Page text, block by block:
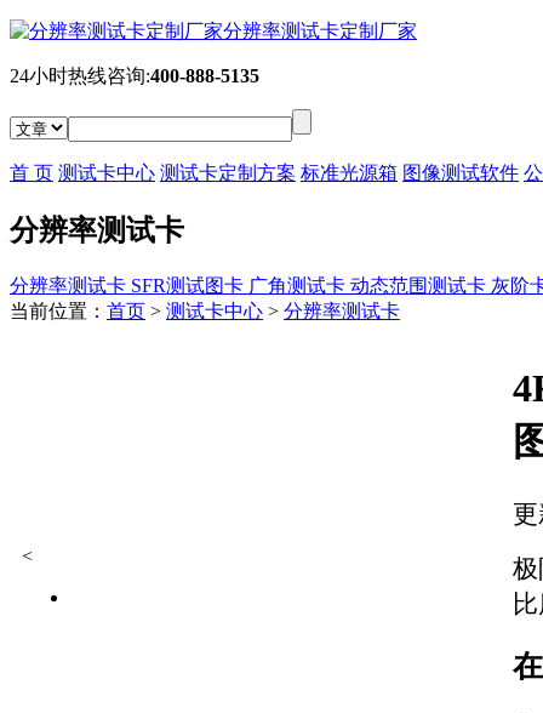
分辨率测试卡定制厂家
24小时热线咨询:400-888-5135
首 页 测试卡中心 测试卡定制方案 标准光源箱 图像测试软件
分辨率测试卡
分辨率测试卡 SFR测试图卡 广角测试卡 动态范围测试卡 灰阶
当前位置： 首页 > 测试卡中心 > 分辨率测试卡
<